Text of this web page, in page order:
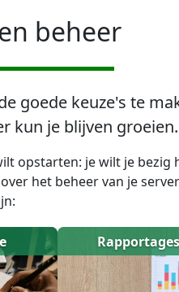
beheer
goede keuze's te
kun je blijven groeien.
opstarten: je wilt je bezig
het beheer van je
Rapportages